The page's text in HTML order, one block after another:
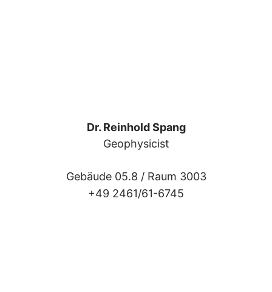
Dr. Reinhold Spang
Geophysicist
Gebäude 05.8 / Raum 3003
+49 2461/61-6745